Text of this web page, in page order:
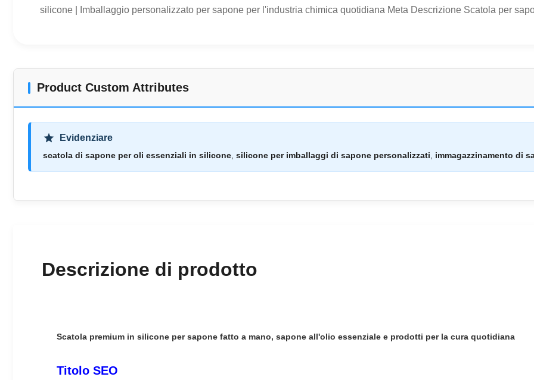
silicone | Imballaggio personalizzato per sapone per l'industria chimica quotidiana Meta Descrizione Scatola per
Product Custom Attributes
Evidenziare
scatola di sapone per oli essenziali in silicone silicone per imballaggi di sapone personalizzati immagazzinamento di
Descrizione di prodotto
Scatola premium in silicone per sapone fatto a mano, sapone all'olio essenziale e prodotti per la cura quotidiana
Titolo SEO